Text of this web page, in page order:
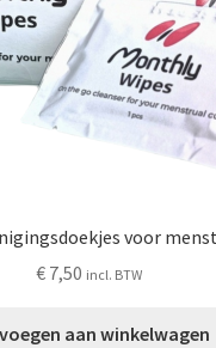
voor
€7,50 incl. BTW
aan winkelwagen